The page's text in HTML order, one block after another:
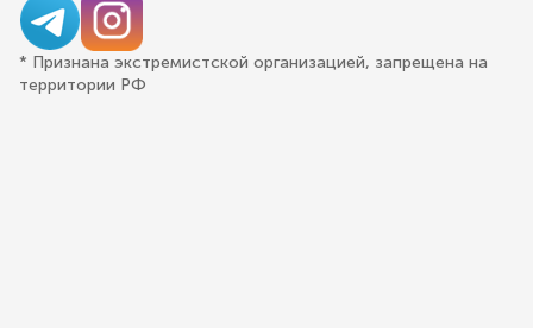
* Признана экстремистской организацией, запрещена на
территории РФ